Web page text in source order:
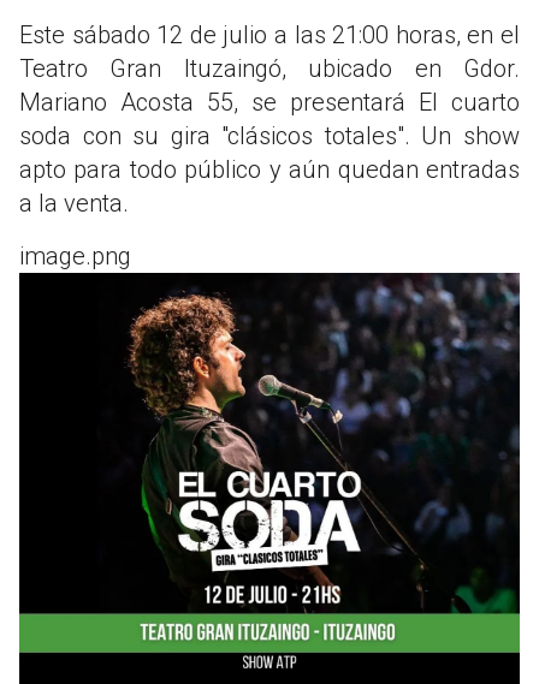
Este sábado 12 de julio a las 21:00 horas, en el
Teatro Gran Ituzaingó, ubicado en Gdor.
Mariano Acosta 55, se presentará El cuarto
soda con su gira "clásicos totales". Un show
apto para todo público y aún quedan entradas
a la venta.
image.png